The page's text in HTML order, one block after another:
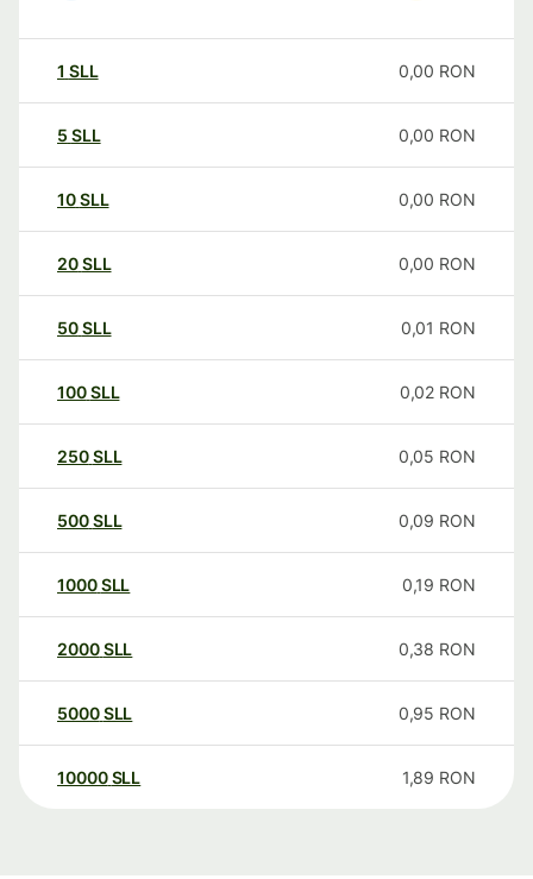
1 SLL 0,00 RON
5 SLL 0,00 RON
10SLL 0,00 RON
20SLL 0,00 RON
50SLL 0,01 RON
100SLL 0,02 RON
250SLL 0,05 RON
500SLL 0,09 RON
1000SLL 0,19 RON
2000SLL 0,38 RON
5000SLL 0,95 RON
10000 SLL 1,89 RON